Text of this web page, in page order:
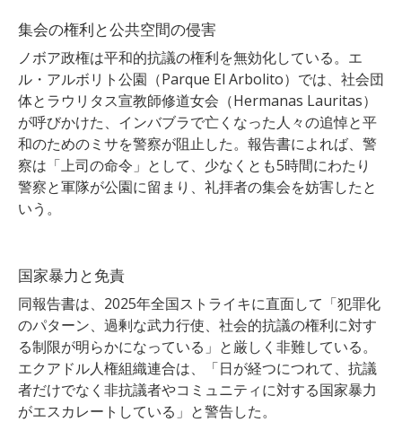
集会の権利と公共空間の侵害
ノボア政権は平和的抗議の権利を無効化している。エ
ル・アルボリト公園（Parque El Arbolito）では、社会団
体とラウリタス宣教師修道女会（Hermanas Lauritas）
が呼びかけた、インバブラで亡くなった人々の追悼と平
和のためのミサを警察が阻止した。報告書によれば、警
察は「上司の命令」として、少なくとも5時間にわたり
警察と軍隊が公園に留まり、礼拝者の集会を妨害したと
いう。
国家暴力と免責
同報告書は、2025年全国ストライキに直面して「犯罪化
のパターン、過剰な武力行使、社会的抗議の権利に対す
る制限が明らかになっている」と厳しく非難している。
エクアドル人権組織連合は、「日が経つにつれて、抗議
者だけでなく非抗議者やコミュニティに対する国家暴力
がエスカレートしている」と警告した。